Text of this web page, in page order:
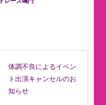
体調不良によるイベン
ト出演キャンセルのお
知らせ